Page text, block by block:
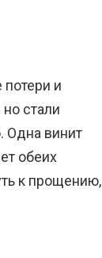
и
стали
Одна винит
обеих
к прощению,